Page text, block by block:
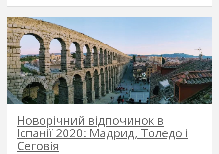
Новорічний відпочинок в
Іспанії 2020: Мадрид, Толедо і
Сеговія